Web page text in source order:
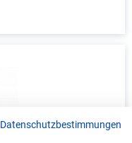
Datenschutzbestimmungen